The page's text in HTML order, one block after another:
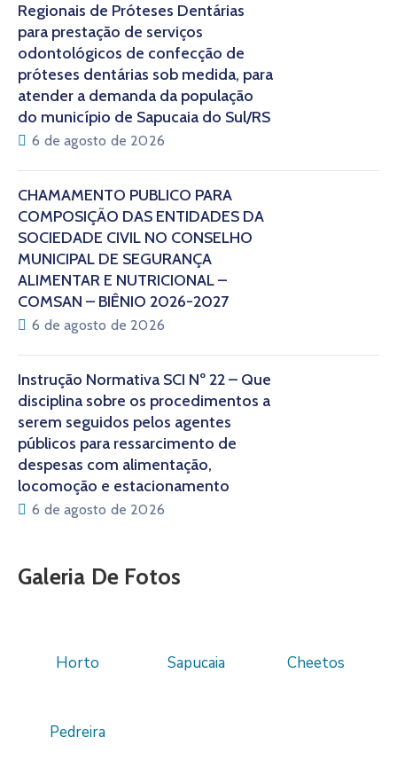
Regionais de Próteses Dentárias
para prestação de serviços
odontológicos de confecção de
próteses dentárias sob medida, para
atender a demanda da população
do município de Sapucaia do Sul/RS
6 de agosto de 2026
CHAMAMENTO PÚBLICO PARA
COMPOSIÇÃO DAS ENTIDADES DA
SOCIEDADE CIVIL NO CONSELHO
MUNICIPAL DE SEGURANÇA
ALIMENTAR E NUTRICIONAL –
COMSAN – BIÊNIO 2026-2027
6 de agosto de 2026
Instrução Normativa SCI Nº 22 – Que
disciplina sobre os procedimentos a
serem seguidos pelos agentes
públicos para ressarcimento de
despesas com alimentação,
locomoção e estacionamento
6 de agosto de 2026
Galeria De Fotos
Horto Sapucaia Cheetos
Pedreira